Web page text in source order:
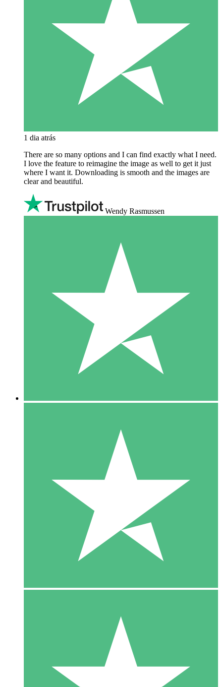
1 dia atrás
There are so many options and I can find exactly what I need.
I love the feature to reimagine the image as well to get it just
where I want it. Downloading is smooth and the images are
clear and beautiful.
Wendy Rasmussen